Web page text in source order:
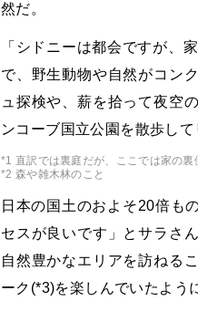
然だ。
「シドニーは都会ですが、
で、野生動物や自然がコン
ュ探検や、薪を拾って夜空
ンコーブ国立公園を散歩し
*1 直訳では裏庭だが、ここでは家の裏
*2 森や雑木林のこと
日本の国土のおよそ20倍も
セスが良いです」とサラさ
自然豊かなエリアを訪ねる
ーク(*3)を楽しんでいたよう